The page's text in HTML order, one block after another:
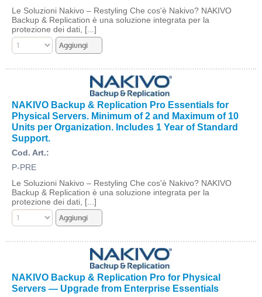
Le Soluzioni Nakivo – Restyling Che cos'è Nakivo? NAKIVO
Backup & Replication è una soluzione integrata per la
protezione dei dati, [...]
NAKIVO Backup & Replication Pro Essentials for
Physical Servers. Minimum of 2 and Maximum of 10
Units per Organization. Includes 1 Year of Standard
Support.
Cod. Art.:
P-PRE
Le Soluzioni Nakivo – Restyling Che cos'è Nakivo? NAKIVO
Backup & Replication è una soluzione integrata per la
protezione dei dati, [...]
NAKIVO Backup & Replication Pro for Physical
Servers — Upgrade from Enterprise Essentials